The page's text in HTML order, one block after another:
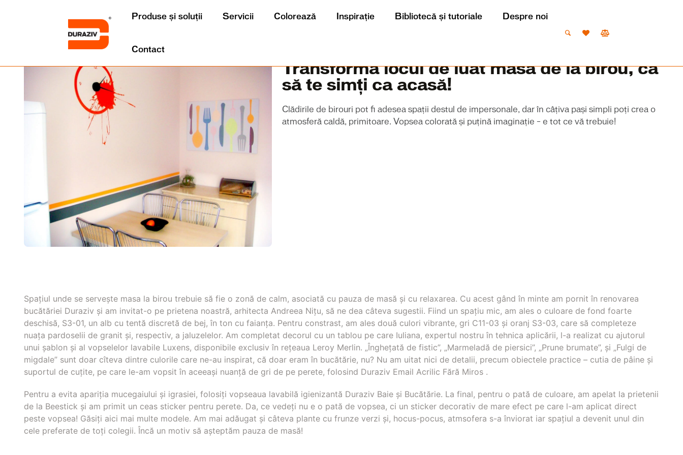
Produse și soluții Servicii Colorează Inspirație Bibliotecă și tutoriale Despre noi
Contact
Transformă locul de luat masa de la birou, ca
să te simți ca acasă!
Clădirile de birouri pot fi adesea spații destul de impersonale, dar în câțiva pași simpli poți crea o
atmosferă caldă, primitoare. Vopsea colorată și puțină imaginație – e tot ce vă trebuie!
Spațiul unde se servește masa la birou trebuie să fie o zonă de calm, asociată cu pauza de masă și cu relaxarea. Cu acest gând în minte am pornit în renovarea
bucătăriei Duraziv și am invitat-o pe prietena noastră, arhitecta Andreea Nițu, să ne dea câteva sugestii. Fiind un spațiu mic, am ales o culoare de fond foarte
deschisă, S3-01, un alb cu tentă discretă de bej, în ton cu faianța. Pentru constrast, am ales două culori vibrante, gri C11-03 și oranj S3-03, care să completeze
nuața pardoselii de granit și, respectiv, a jaluzelelor. Am completat decorul cu un tablou pe care Iuliana, expertul nostru în tehnica aplicării, l-a realizat cu ajutorul
unui șablon și al vopselelor lavabile Luxens, disponibile exclusiv în rețeaua Leroy Merlin. „Înghețată de fistic”, „Marmeladă de piersici”, „Prune brumate”, și „Fulgi de
migdale” sunt doar cîteva dintre culorile care ne-au inspirat, că doar eram în bucătărie, nu? Nu am uitat nici de detalii, precum obiectele practice – cutia de pâine și
suportul de cuțite, pe care le-am vopsit în aceeași nuanță de gri de pe perete, folosind Duraziv Email Acrilic Fără Miros .
Pentru a evita apariția mucegaiului și igrasiei, folosiți vopseaua lavabilă igienizantă Duraziv Baie și Bucătărie. La final, pentru o pată de culoare, am apelat la prietenii
de la Beestick și am primit un ceas sticker pentru perete. Da, ce vedeți nu e o pată de vopsea, ci un sticker decorativ de mare efect pe care l-am aplicat direct
peste vopsea! Găsiți aici mai multe modele. Am mai adăugat și câteva plante cu frunze verzi și, hocus-pocus, atmsofera s-a înviorat iar spațiul a devenit unul din
cele preferate de toți colegii. Încă un motiv să așteptăm pauza de masă!